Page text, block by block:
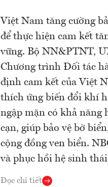
Việt Nam tăng cường
để thực hiện cam kết
vững. Bộ NN&PTNT,
Chương trình Đối tác
định cam kết của Việt
thích ứng biến đổi khí
ngập mặn có khả năng
cạn, giúp bảo vệ bờ
cộng đồng ven biển.
và phục hồi hệ sinh
Đọc chi tiết